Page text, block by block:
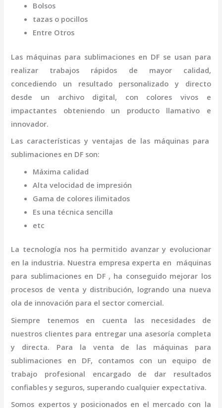
Bolsos
tazas o pocillos
Entre Otros
Las máquinas para sublimaciones en DF se usan para
realizar trabajos rápidos de mayor calidad,
concediendo un resultado personalizado y directo
desde un archivo digital, con colores vivos e
impactantes obteniendo un producto llamativo e
innovador.
Las características y ventajas de las máquinas para
sublimaciones en DF son:
Máxima calidad
Alta velocidad de impresión
Gama de colores ilimitados
Es una técnica sencilla
etc
La tecnología nos ha permitido avanzar y evolucionar
en la industria. Nuestra empresa experta en máquinas
para sublimaciones en DF , ha conseguido mejorar los
procesos de venta y distribución, logrando una nueva
ola de innovación para el sector comercial.
Siempre tenemos en cuenta las necesidades de
nuestros clientes para entregar una asesoría completa
y directa. Para la venta de las máquinas para
sublimaciones en DF, contamos con un equipo de
trabajo profesional encargado de dar resultados
confiables y seguros, superando cualquier expectativa.
Somos expertos y posicionados en el mercado con la